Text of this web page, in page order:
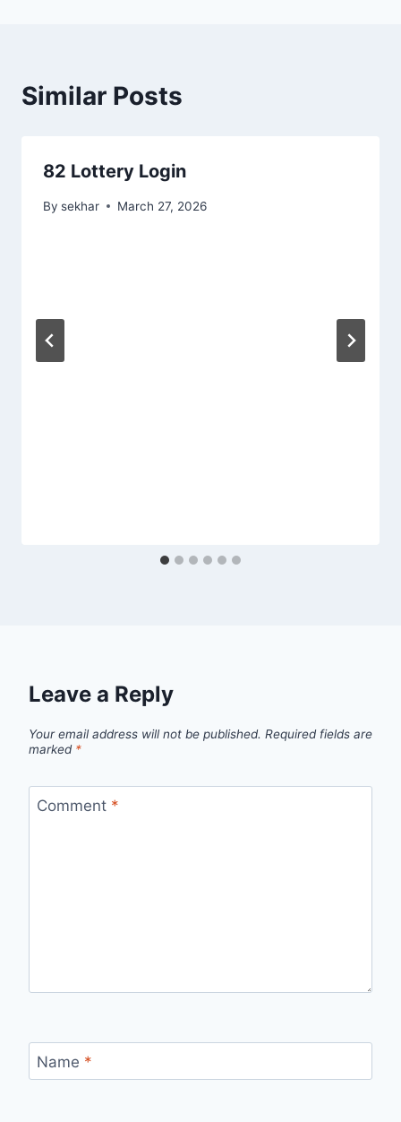
Similar Posts
82 Lottery Login
By sekhar March 27, 2026
Leave a Reply
Your email address will not be published. Required fields are
marked *
Comment *
Name *